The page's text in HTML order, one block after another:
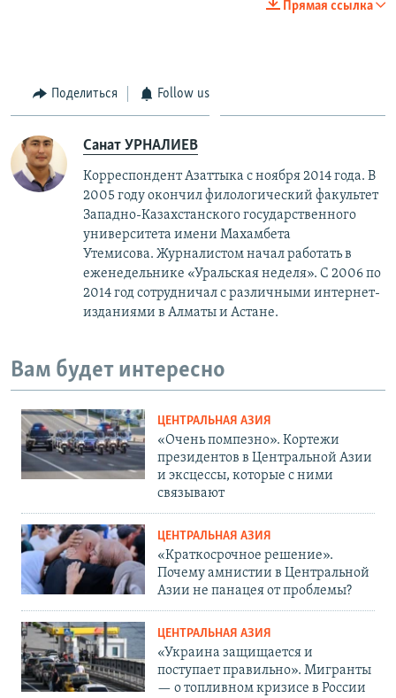
Прямая ссылка
Поделиться Follow us
Санат УРНАЛИЕВ
Корреспондент Азаттыка с ноября 2014 года. В
2005 году окончил филологический факультет
Западно-Казахстанского государственного
университета имени Махамбета
Утемисова. Журналистом начал работать в
еженедельнике «Уральская неделя». С 2006 по
2014 год сотрудничал с различными интернет-
изданиями в Алматы и Астане.
Вам будет интересно
ЦЕНТРАЛЬНАЯ АЗИЯ
«Очень помпезно». Кортежи
президентов в Центральной Азии
и эксцессы, которые с ними
связывают
ЦЕНТРАЛЬНАЯ АЗИЯ
«Краткосрочное решение».
Почему амнистии в Центральной
Азии не панацея от проблемы?
ЦЕНТРАЛЬНАЯ АЗИЯ
«Украина защищается и
поступает правильно». Мигранты
— о топливном кризисе в России